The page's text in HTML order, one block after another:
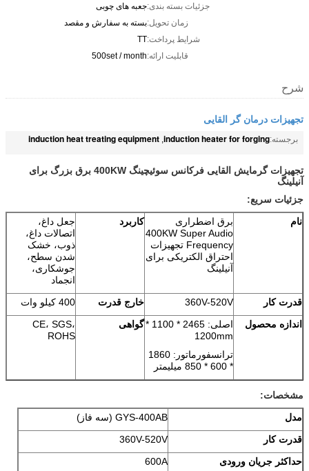
جزئیات بسته بندی:جعبه های چوبی
زمان تحویل:بسته به سفارش و مقصد
شرایط پرداخت:TT
قابلیت ارائه:500set / month
شرح
تجهیزات درمان گر القایی
برجسته:induction heater for forging
,
induction heat treating equipment
تجهیزات گرمایش القایی فرکانس سوئیچینگ 400KW برق بزرگ برای
آنیلینگ
جزئیات سریع:
نام
برق اضطراری
400KW Super Audio
Frequency تجهیزات
احتراق الکتریکی برای
آنیلینگ
کاربرد
جعل داغ،
اتصالات داغ،
ذوب، خشک
شدن سطح،
جوشکاری،
انجماد
قدرت کار
360V-520V خارج قدرت
400 کیلو وات
اندازه محصول
اصلی: 2465 * 1100 *
1200mm
ترانسفورماتور: 1860
* 600 * 850 میلیمتر
گواهی
CE، SGS،
ROHS
مشخصات:
مدل
GYS-400AB (سه فاز)
قدرت کار
360V-520V
حداکثر جریان ورودی
600A